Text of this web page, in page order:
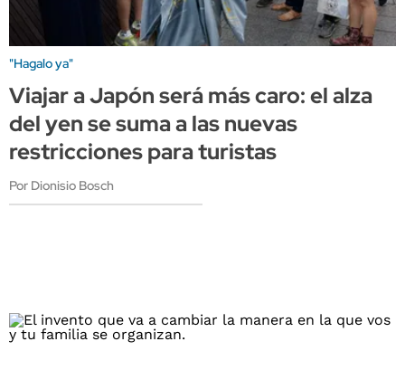
"Hagalo ya"
Viajar a Japón será más caro: el alza
del yen se suma a las nuevas
restricciones para turistas
Por Dionisio Bosch